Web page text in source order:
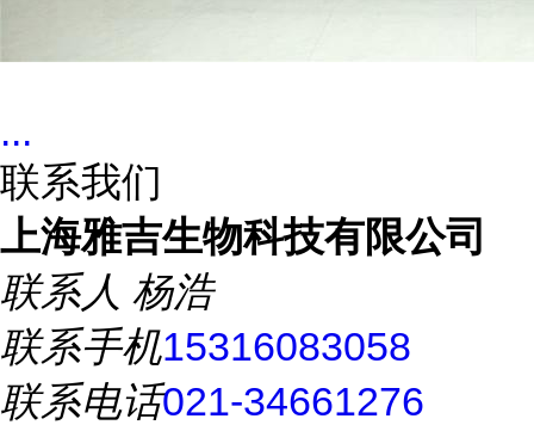
...
联系我们
上海雅吉生物科技有限公司
联系人 杨浩
联系手机15316083058
联系电话021-34661276